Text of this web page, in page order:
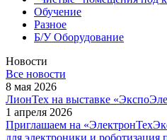
Обучение
Разное
Б/У Оборудование
Новости
Все новости
8 мая 2026
ЛионТех на выставке
1 апреля 2026
Приглашаем на